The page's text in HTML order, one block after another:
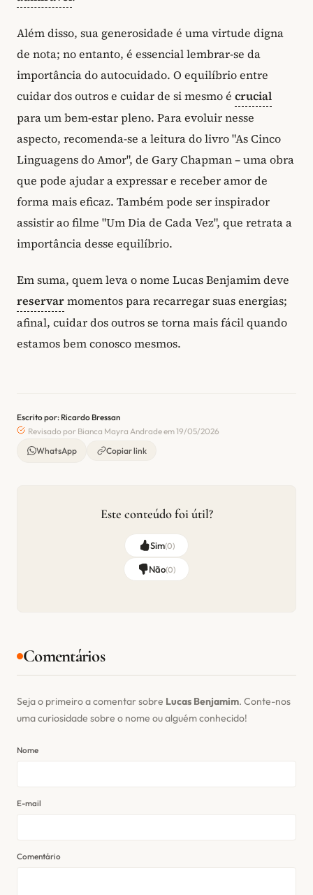
Além disso, sua generosidade é uma virtude digna
de nota; no entanto, é essencial lembrar-se da
importância do autocuidado. O equilíbrio entre
cuidar dos outros e cuidar de si mesmo é crucial
para um bem-estar pleno. Para evoluir nesse
aspecto, recomenda-se a leitura do livro "As Cinco
Linguagens do Amor", de Gary Chapman – uma obra
que pode ajudar a expressar e receber amor de
forma mais eficaz. Também pode ser inspirador
assistir ao filme "Um Dia de Cada Vez", que retrata a
importância desse equilíbrio.
Em suma, quem leva o nome Lucas Benjamim deve
reservarmomentos para recarregar suas energias;
afinal, cuidar dos outros se torna mais fácil quando
estamos bem conosco mesmos.
Escrito por: Ricardo Bressan
Revisado por Bianca Mayra Andrade em 19/05/2026
WhatsApp
Copiar link
Este conteúdo foi útil?
Sim(0)
Não(0)
Comentários
Seja o primeiro a comentar sobre Lucas Benjamim. Conte-nos
uma curiosidade sobre o nome ou alguém conhecido!
Nome
E-mail
Comentário